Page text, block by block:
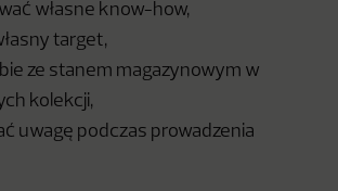
własne know-how,
target,
ze stanem magazynowym w
kolekcji,
uwagę podczas prowadzenia